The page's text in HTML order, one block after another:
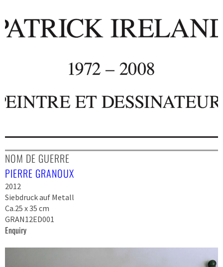
NOM DE GUERRE
PIERRE GRANOUX
2012
Siebdruck auf Metall
Ca.25 x 35 cm
GRAN12ED001
Enquiry